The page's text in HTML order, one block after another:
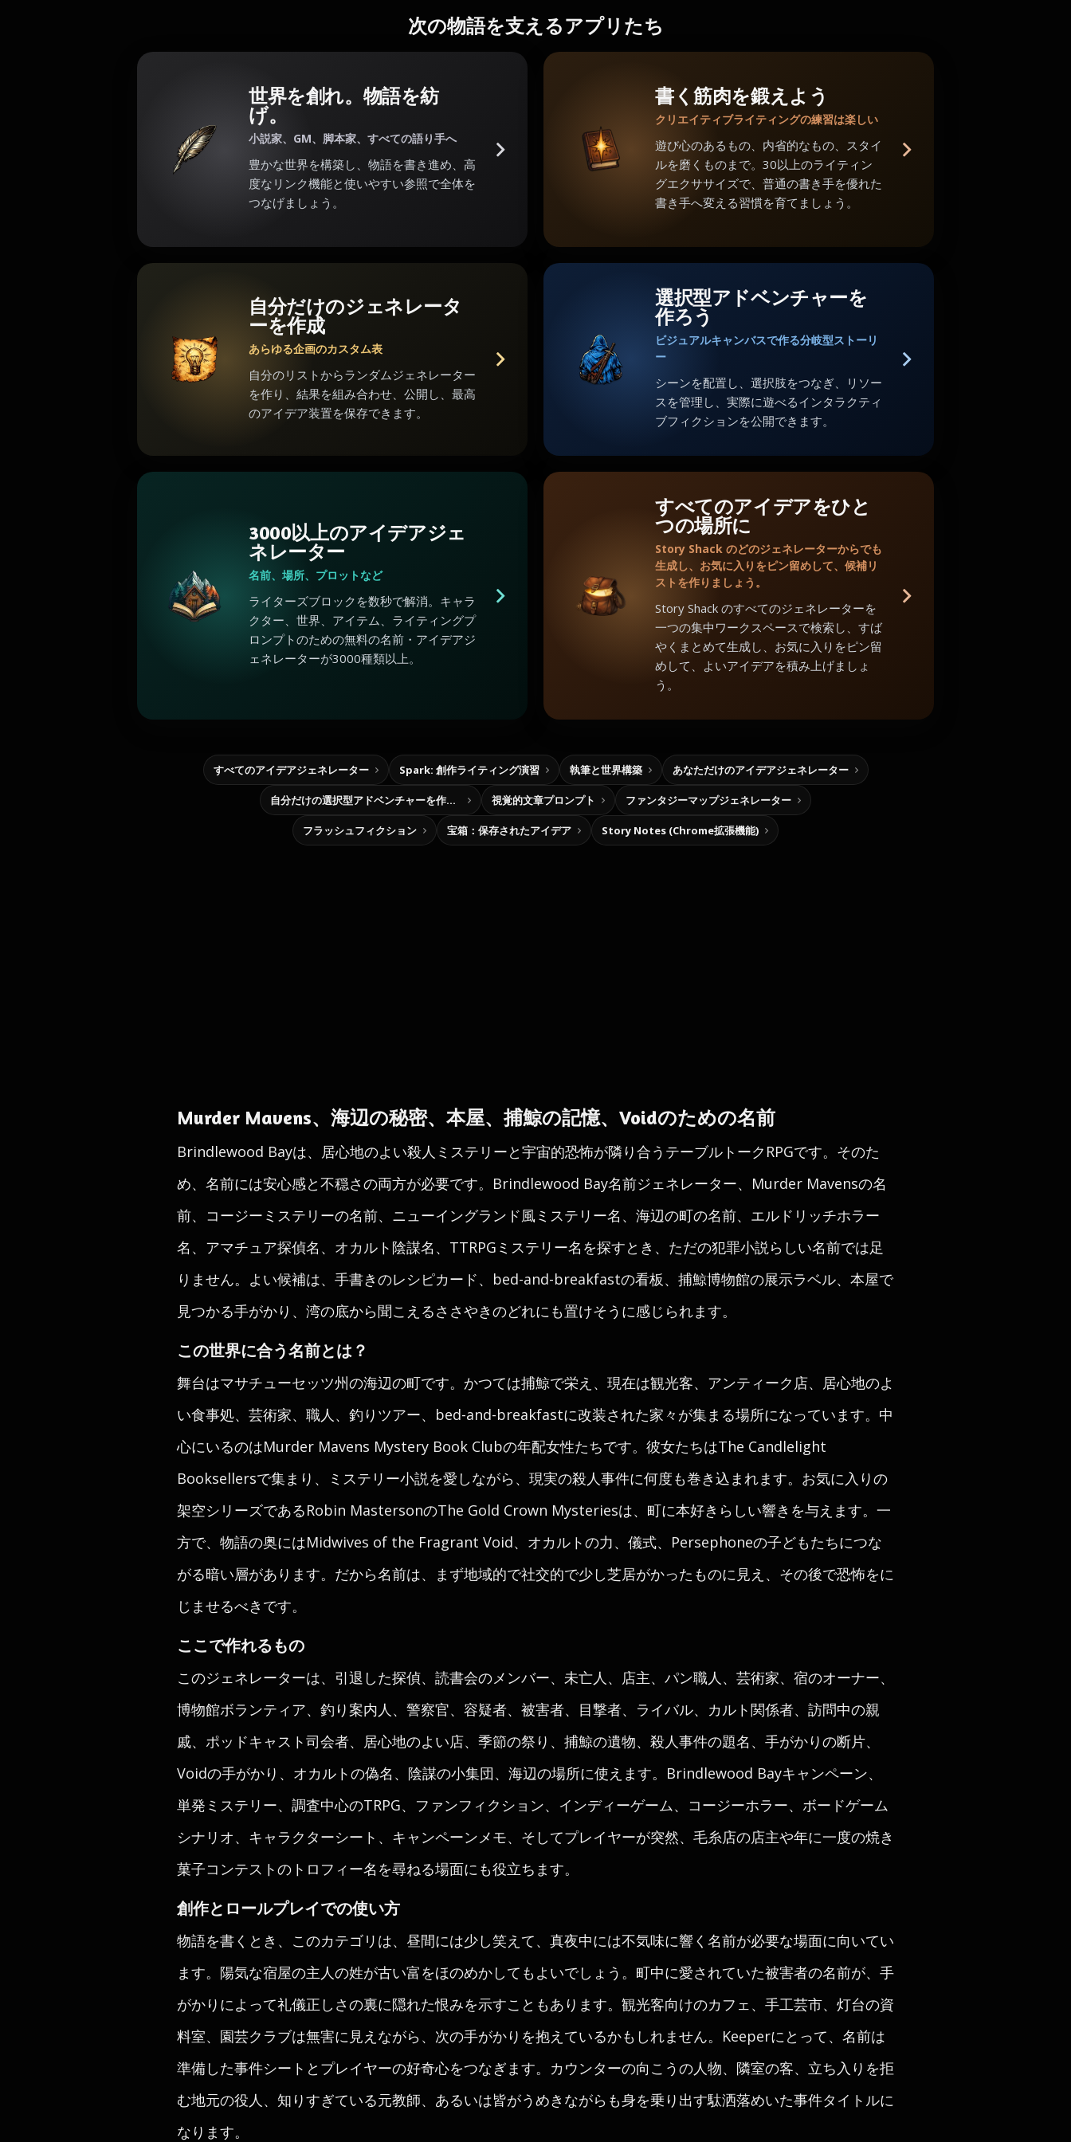
次の物語を支えるアプリたち
世界を創れ。物語を紡
げ。
小説家、GM、脚本家、すべての語り手へ
豊かな世界を構築し、物語を書き進め、高
度なリンク機能と使いやすい参照で全体を
つなげましょう。
書く筋肉を鍛えよう
クリエイティブライティングの練習は楽しい
遊び心のあるもの、内省的なもの、スタイ
ルを磨くものまで。30以上のライティン
グエクササイズで、普通の書き手を優れた
書き手へ変える習慣を育てましょう。
自分だけのジェネレータ
ーを作成
あらゆる企画のカスタム表
自分のリストからランダムジェネレーター
を作り、結果を組み合わせ、公開し、最高
のアイデア装置を保存できます。
選択型アドベンチャーを
作ろう
ビジュアルキャンバスで作る分岐型ストーリ
ー
シーンを配置し、選択肢をつなぎ、リソー
スを管理し、実際に遊べるインタラクティ
ブフィクションを公開できます。
3000以上のアイデアジェ
ネレーター
名前、場所、プロットなど
ライターズブロックを数秒で解消。キャラ
クター、世界、アイテム、ライティングプ
ロンプトのための無料の名前・アイデアジ
ェネレーターが3000種類以上。
すべてのアイデアをひと
つの場所に
Story Shack のどのジェネレーターからでも
生成し、お気に入りをピン留めして、候補リ
ストを作りましょう。
Story Shack のすべてのジェネレーターを
一つの集中ワークスペースで検索し、すば
やくまとめて生成し、お気に入りをピン留
めして、よいアイデアを積み上げましょ
う。
すべてのアイデアジェネレーター Spark: 創作ライティング演習 執筆と世界構築 あなただけのアイデアジェネレーター
自分だけの選択型アドベンチャーを作ろう 視覚的文章プロンプト ファンタジーマップジェネレーター
フラッシュフィクション 宝箱：保存されたアイデア Story Notes (Chrome拡張機能)
Murder Mavens、海辺の秘密、本屋、捕鯨の記憶、Voidのための名前
Brindlewood Bayは、居心地のよい殺人ミステリーと宇宙的恐怖が隣り合うテーブルトークRPGです。そのた
め、名前には安心感と不穏さの両方が必要です。Brindlewood Bay名前ジェネレーター、Murder Mavensの名
前、コージーミステリーの名前、ニューイングランド風ミステリー名、海辺の町の名前、エルドリッチホラー
名、アマチュア探偵名、オカルト陰謀名、TTRPGミステリー名を探すとき、ただの犯罪小説らしい名前では足
りません。よい候補は、手書きのレシピカード、bed-and-breakfastの看板、捕鯨博物館の展示ラベル、本屋で
見つかる手がかり、湾の底から聞こえるささやきのどれにも置けそうに感じられます。
この世界に合う名前とは？
舞台はマサチューセッツ州の海辺の町です。かつては捕鯨で栄え、現在は観光客、アンティーク店、居心地のよ
い食事処、芸術家、職人、釣りツアー、bed-and-breakfastに改装された家々が集まる場所になっています。中
心にいるのはMurder Mavens Mystery Book Clubの年配女性たちです。彼女たちはThe Candlelight
Booksellersで集まり、ミステリー小説を愛しながら、現実の殺人事件に何度も巻き込まれます。お気に入りの
架空シリーズであるRobin MastersonのThe Gold Crown Mysteriesは、町に本好きらしい響きを与えます。一
方で、物語の奥にはMidwives of the Fragrant Void、オカルトの力、儀式、Persephoneの子どもたちにつな
がる暗い層があります。だから名前は、まず地域的で社交的で少し芝居がかったものに見え、その後で恐怖をに
じませるべきです。
ここで作れるもの
このジェネレーターは、引退した探偵、読書会のメンバー、未亡人、店主、パン職人、芸術家、宿のオーナー、
博物館ボランティア、釣り案内人、警察官、容疑者、被害者、目撃者、ライバル、カルト関係者、訪問中の親
戚、ポッドキャスト司会者、居心地のよい店、季節の祭り、捕鯨の遺物、殺人事件の題名、手がかりの断片、
Voidの手がかり、オカルトの偽名、陰謀の小集団、海辺の場所に使えます。Brindlewood Bayキャンペーン、
単発ミステリー、調査中心のTRPG、ファンフィクション、インディーゲーム、コージーホラー、ボードゲーム
シナリオ、キャラクターシート、キャンペーンメモ、そしてプレイヤーが突然、毛糸店の店主や年に一度の焼き
菓子コンテストのトロフィー名を尋ねる場面にも役立ちます。
創作とロールプレイでの使い方
物語を書くとき、このカテゴリは、昼間には少し笑えて、真夜中には不気味に響く名前が必要な場面に向いてい
ます。陽気な宿屋の主人の姓が古い富をほのめかしてもよいでしょう。町中に愛されていた被害者の名前が、手
がかりによって礼儀正しさの裏に隠れた恨みを示すこともあります。観光客向けのカフェ、手工芸市、灯台の資
料室、園芸クラブは無害に見えながら、次の手がかりを抱えているかもしれません。Keeperにとって、名前は
準備した事件シートとプレイヤーの好奇心をつなぎます。カウンターの向こうの人物、隣室の客、立ち入りを拒
む地元の役人、知りすぎている元教師、あるいは皆がうめきながらも身を乗り出す駄洒落めいた事件タイトルに
なります。